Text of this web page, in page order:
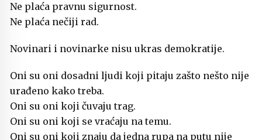
Ne plaća pravnu sigurnost.
Ne plaća nečiji rad.
Novinari i novinarke nisu ukras demokratije.
Oni su oni dosadni ljudi koji pitaju zašto nešto nije
urađeno kako treba.
Oni su oni koji čuvaju trag.
Oni su oni koji se vraćaju na temu.
Oni su oni koji znaju da jedna rupa na putu nije